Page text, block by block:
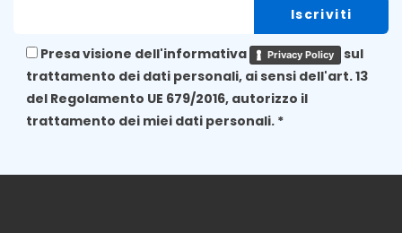
Presa visione dell'informativa Privacy Policy
sul
trattamento dei dati personali, ai sensi dell'art. 13
del Regolamento UE 679/2016, autorizzo il
trattamento dei miei dati personali. *